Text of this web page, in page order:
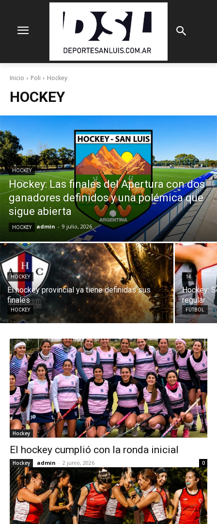
Inicio Poli Hockey
HOCKEY
HOCKEY
Hockey: Las finales del Apertura con dos
ganadores definidos y una polémica que
sigue abierta
HOCKEY admin - 9 julio, 2026
HOCKEY
El hockey provincial ya tiene definidas sus
finales
HOCKEY
14
Hockey:
regular
FÚTBOL
Hockey
El hockey cumplió con la ronda inicial
Hockey admin - 2 junio, 2026 0